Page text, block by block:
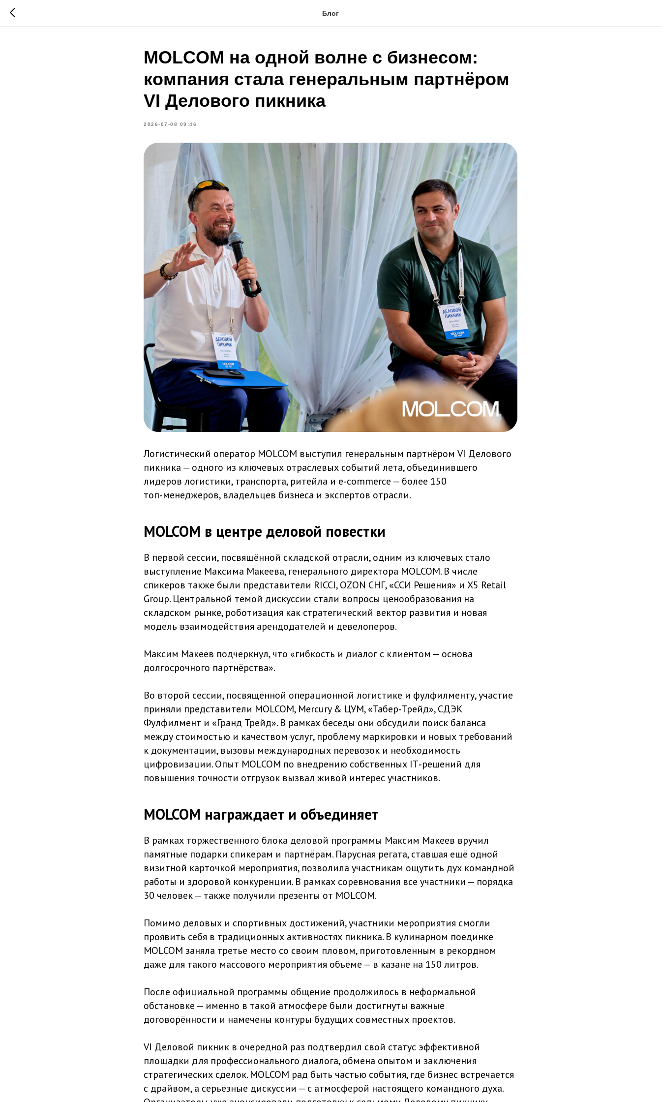
Блог
MOLCOM на одной волне с бизнесом:
компания стала генеральным партнёром
VI Делового пикника
2026-07-08 09:46
Логистический оператор MOLCOM выступил генеральным партнёром VI Делового
пикника — одного из ключевых отраслевых событий лета, объединившего
лидеров логистики, транспорта, ритейла и e‑commerce — более 150
топ‑менеджеров, владельцев бизнеса и экспертов отрасли.
MOLCOM в центре деловой повестки
В первой сессии, посвящённой складской отрасли, одним из ключевых стало
выступление Максима Макеева, генерального директора MOLCOM. В числе
спикеров также были представители RICCI, OZON СНГ, «ССИ Решения» и Х5 Retail
Group. Центральной темой дискуссии стали вопросы ценообразования на
складском рынке, роботизация как стратегический вектор развития и новая
модель взаимодействия арендодателей и девелоперов.
Максим Макеев подчеркнул, что «гибкость и диалог с клиентом — основа
долгосрочного партнёрства».
Во второй сессии, посвящённой операционной логистике и фулфилменту, участие
приняли представители MOLCOM, Mercury & ЦУМ, «Табер‑Трейд», СДЭК
Фулфилмент и «Гранд Трейд». В рамках беседы они обсудили поиск баланса
между стоимостью и качеством услуг, проблему маркировки и новых требований
к документации, вызовы международных перевозок и необходимость
цифровизации. Опыт MOLCOM по внедрению собственных IT‑решений для
повышения точности отгрузок вызвал живой интерес участников.
MOLCOM награждает и объединяет
В рамках торжественного блока деловой программы Максим Макеев вручил
памятные подарки спикерам и партнёрам. Парусная регата, ставшая ещё одной
визитной карточкой мероприятия, позволила участникам ощутить дух командной
работы и здоровой конкуренции. В рамках соревнования все участники — порядка
30 человек — также получили презенты от MOLCOM.
Помимо деловых и спортивных достижений, участники мероприятия смогли
проявить себя в традиционных активностях пикника. В кулинарном поединке
MOLCOM заняла третье место со своим пловом, приготовленным в рекордном
даже для такого массового мероприятия объёме — в казане на 150 литров.
После официальной программы общение продолжилось в неформальной
обстановке — именно в такой атмосфере были достигнуты важные
договорённости и намечены контуры будущих совместных проектов.
VI Деловой пикник в очередной раз подтвердил свой статус эффективной
площадки для профессионального диалога, обмена опытом и заключения
стратегических сделок. MOLCOM рад быть частью события, где бизнес встречается
с драйвом, а серьёзные дискуссии — с атмосферой настоящего командного духа.